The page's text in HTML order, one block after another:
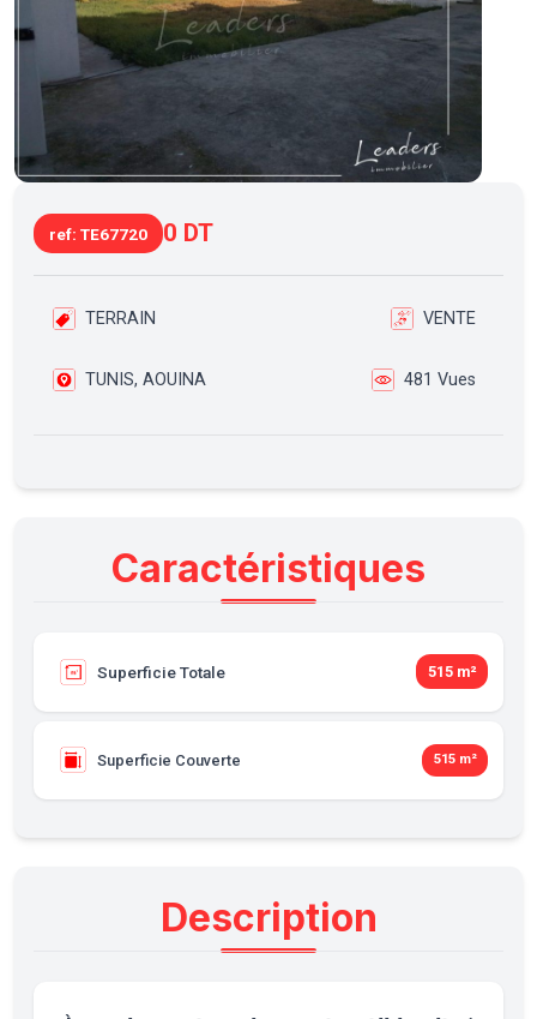
ref: TE67720 0 DT
TERRAIN VENTE
TUNIS, AOUINA 481 Vues
Caractéristiques
Superficie Totale 515 m²
Superficie Couverte 515 m²
Description